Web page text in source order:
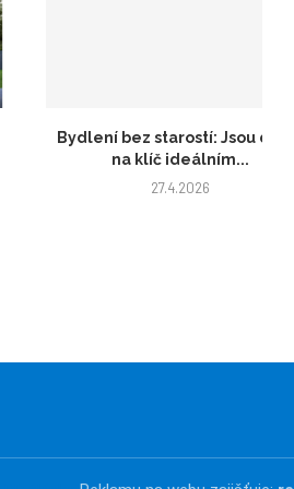
Bydlení bez starostí: Jsou domy
na klíč ideálním...
27.4.2026